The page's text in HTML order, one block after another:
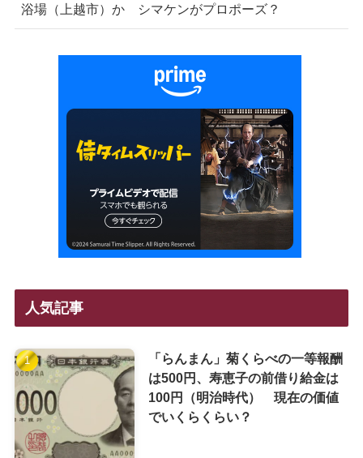
浴場（上越市）か シマケンがプロポーズ？
人気記事
「らんまん」菊くらべの一等報酬
は500円、寿恵子の前借り給金は
100円（明治時代） 現在の価値
でいくらくらい？